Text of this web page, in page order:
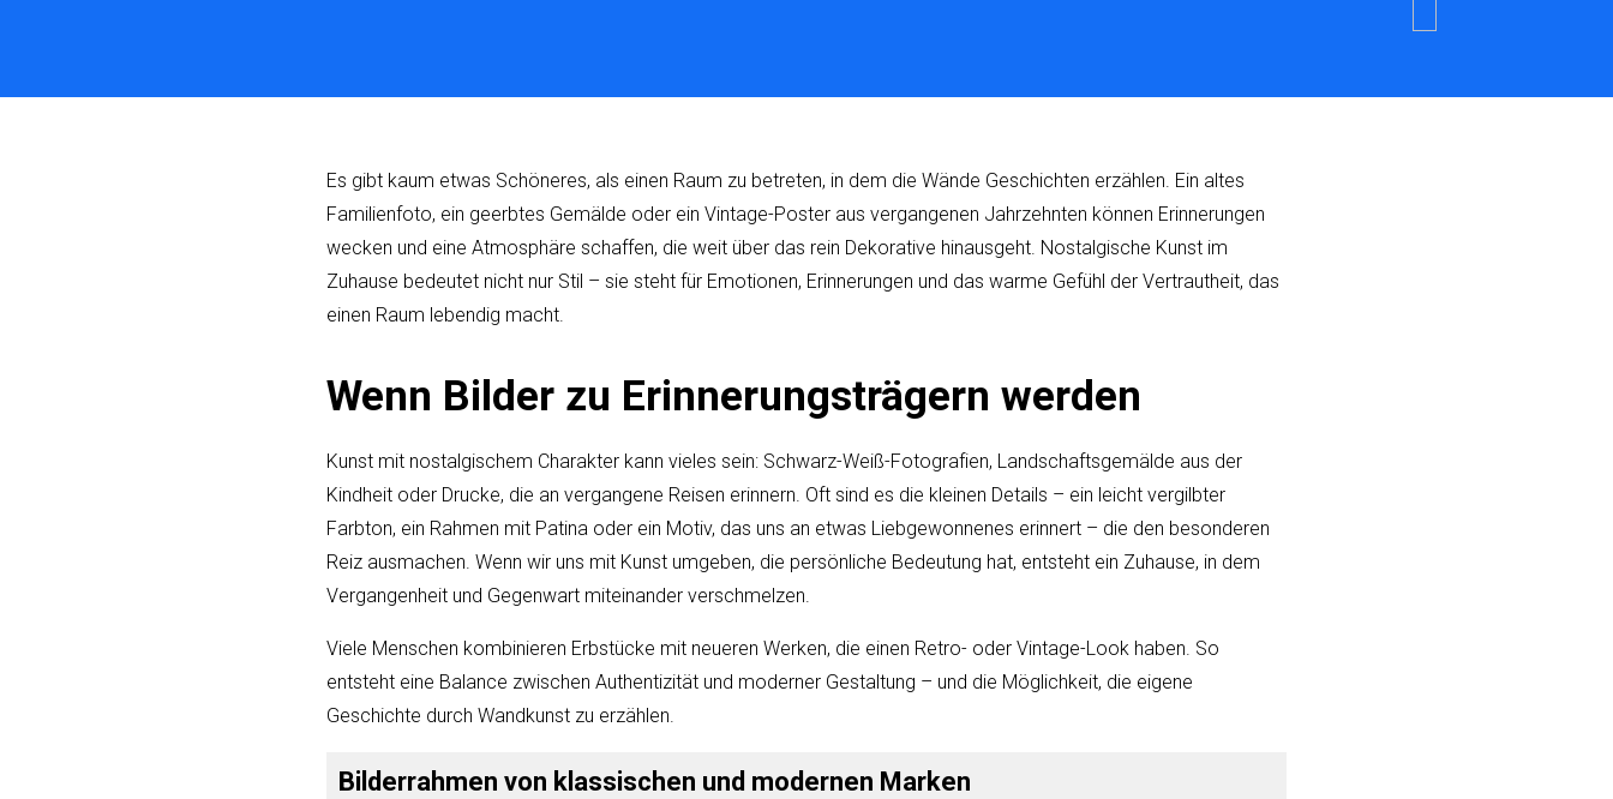
Es gibt kaum etwas Schöneres, als einen Raum zu betreten, in dem die Wände Geschichten erzählen. Ein altes
Familienfoto, ein geerbtes Gemälde oder ein Vintage-Poster aus vergangenen Jahrzehnten können Erinnerungen
wecken und eine Atmosphäre schaffen, die weit über das rein Dekorative hinausgeht. Nostalgische Kunst im
Zuhause bedeutet nicht nur Stil – sie steht für Emotionen, Erinnerungen und das warme Gefühl der Vertrautheit, das
einen Raum lebendig macht.
Wenn Bilder zu Erinnerungsträgern werden
Kunst mit nostalgischem Charakter kann vieles sein: Schwarz-Weiß-Fotografien, Landschaftsgemälde aus der
Kindheit oder Drucke, die an vergangene Reisen erinnern. Oft sind es die kleinen Details – ein leicht vergilbter
Farbton, ein Rahmen mit Patina oder ein Motiv, das uns an etwas Liebgewonnenes erinnert – die den besonderen
Reiz ausmachen. Wenn wir uns mit Kunst umgeben, die persönliche Bedeutung hat, entsteht ein Zuhause, in dem
Vergangenheit und Gegenwart miteinander verschmelzen.
Viele Menschen kombinieren Erbstücke mit neueren Werken, die einen Retro- oder Vintage-Look haben. So
entsteht eine Balance zwischen Authentizität und moderner Gestaltung – und die Möglichkeit, die eigene
Geschichte durch Wandkunst zu erzählen.
Bilderrahmen von klassischen und modernen Marken